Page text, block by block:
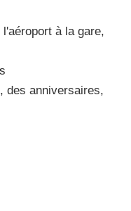
à la gare,
des anniversaires,